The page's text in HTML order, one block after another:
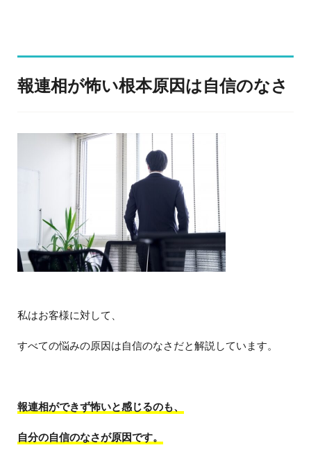
報連相が怖い根本原因は自信のなさ
私はお客様に対して、
すべての悩みの原因は自信のなさだと解説しています。
報連相ができず怖いと感じるのも、
自分の自信のなさが原因です。